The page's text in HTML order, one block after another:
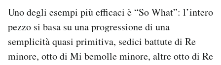
Uno degli esempi più efficaci è “So What”: l’intero
pezzo si basa su una progressione di una
semplicità quasi primitiva, sedici battute di Re
minore, otto di Mi bemolle minore, altre otto di Re